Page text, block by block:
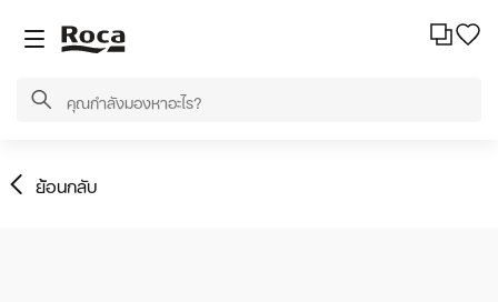
ย้อนกลับ